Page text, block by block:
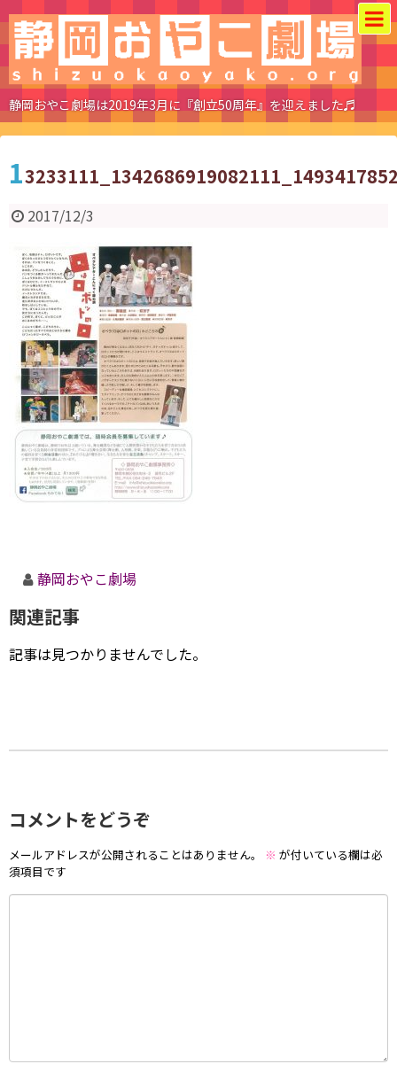
静岡おやこ劇場は2019年3月に『創立50周年』を迎えました♬
1
2017/12/3
静岡おやこ劇場
関連記事
記事は見つかりませんでした。
コメントをどうぞ
メールアドレスが公開されることはありません。 ※ が付いている欄は必
須項目です